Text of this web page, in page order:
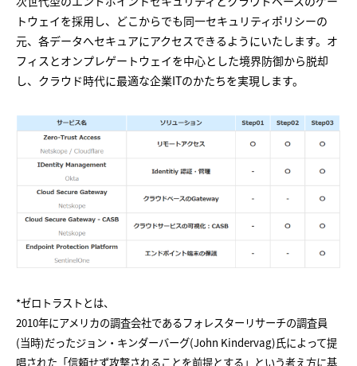
トウェイを採用し、どこからでも同一セキュリティポリシーの
元、各データへセキュアにアクセスできるようにいたします。オ
フィスとオンプレゲートウェイを中心とした境界防御から脱却
し、クラウド時代に最適な企業ITのかたちを実現します。
*ゼロトラストとは、
2010年にアメリカの調査会社であるフォレスターリサーチの調査員
(当時)だったジョン・キンダーバーグ(John Kindervag)氏によって提
唱された「信頼せず攻撃されることを前提とする」という考え方に基